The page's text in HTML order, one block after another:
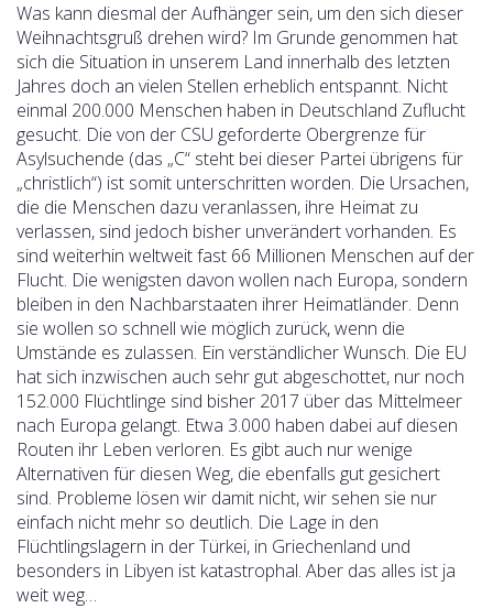
Was kann diesmal der Aufhänger sein, um den sich dieser
Weihnachtsgruß drehen wird? Im Grunde genommen hat
sich die Situation in unserem Land innerhalb des letzten
Jahres doch an vielen Stellen erheblich entspannt. Nicht
einmal 200.000 Menschen haben in Deutschland Zuflucht
gesucht. Die von der CSU geforderte Obergrenze für
Asylsuchende (das „C“ steht bei dieser Partei übrigens für
„christlich“) ist somit unterschritten worden. Die Ursachen,
die die Menschen dazu veranlassen, ihre Heimat zu
verlassen, sind jedoch bisher unverändert vorhanden. Es
sind weiterhin weltweit fast 66 Millionen Menschen auf der
Flucht. Die wenigsten davon wollen nach Europa, sondern
bleiben in den Nachbarstaaten ihrer Heimatländer. Denn
sie wollen so schnell wie möglich zurück, wenn die
Umstände es zulassen. Ein verständlicher Wunsch. Die EU
hat sich inzwischen auch sehr gut abgeschottet, nur noch
152.000 Flüchtlinge sind bisher 2017 über das Mittelmeer
nach Europa gelangt. Etwa 3.000 haben dabei auf diesen
Routen ihr Leben verloren. Es gibt auch nur wenige
Alternativen für diesen Weg, die ebenfalls gut gesichert
sind. Probleme lösen wir damit nicht, wir sehen sie nur
einfach nicht mehr so deutlich. Die Lage in den
Flüchtlingslagern in der Türkei, in Griechenland und
besonders in Libyen ist katastrophal. Aber das alles ist ja
weit weg…